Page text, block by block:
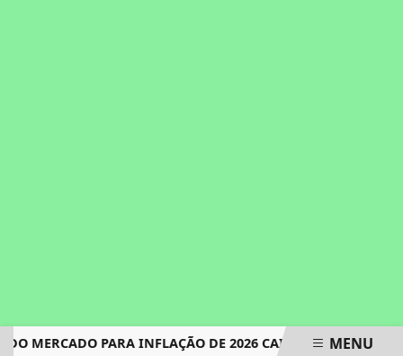
DO MERCADO PARA INFLAÇÃO DE 2026 CAI PARA 5,02%
MENU